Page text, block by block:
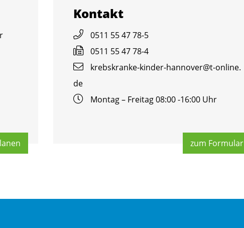
Kon­takt
0511 55 47 78-5
0511 55 47 78-4
krebs­kran­ke-kin­der-han­no­ver@​t-​online.​
de
Mon­tag – Frei­tag 08:00 -16:00 Uhr
zum For­mu­lar